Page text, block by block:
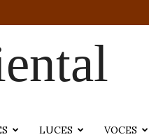
LUCES VOCES